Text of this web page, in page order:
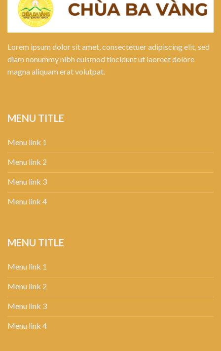
Lorem ipsum dolor sit amet, consectetuer adipiscing elit, sed
diam nonummy nibh euismod tincidunt ut laoreet dolore
magna aliquam erat volutpat.
MENU TITLE
Menu link 1
Menu link 2
Menu link 3
Menu link 4
MENU TITLE
Menu link 1
Menu link 2
Menu link 3
Menu link 4